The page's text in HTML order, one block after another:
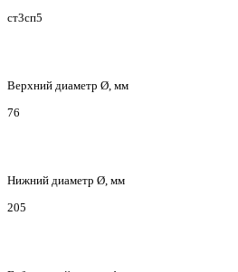
ст3сп5
Верхний диаметр Ø, мм
76
Нижний диаметр Ø, мм
205